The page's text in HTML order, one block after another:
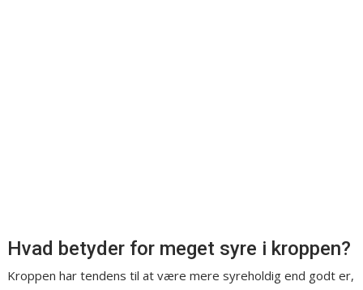
Hvad betyder for meget syre i kroppen?
Kroppen har tendens til at være mere syreholdig end godt er,